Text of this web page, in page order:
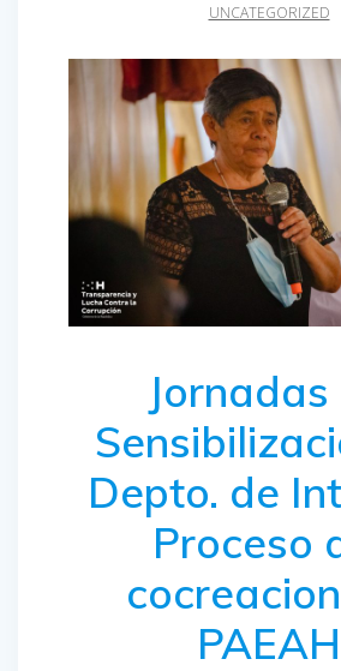
UNCATEGORIZED
Jornadas
Depto. de
Proceso
PAEAH